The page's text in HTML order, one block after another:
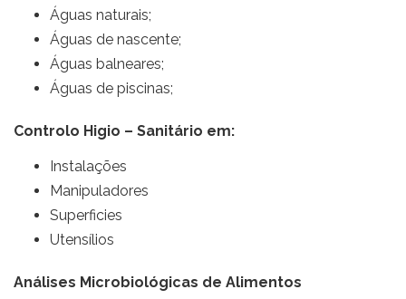
Águas naturais;
Águas de nascente;
Águas balneares;
Águas de piscinas;
Controlo Higio – Sanitário em:
Instalações
Manipuladores
Superficies
Utensílios
Análises Microbiológicas de Alimentos